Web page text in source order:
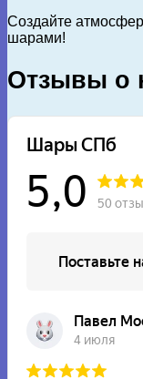
Создайте
шарами!
Отзывы о